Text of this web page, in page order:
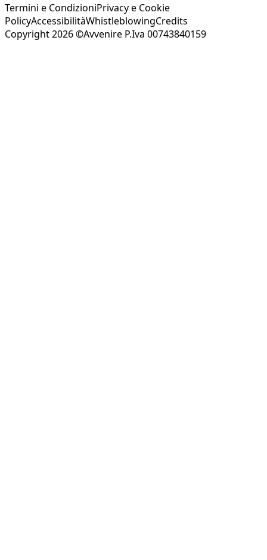
Termini e CondizioniPrivacy e Cookie
PolicyAccessibilitàWhistleblowingCredits
Copyright 2026 ©Avvenire P.Iva 00743840159